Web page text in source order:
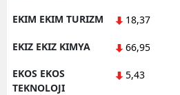
EKIM EKIM TURIZM 18,37
EKIZ EKIZ KIMYA 66,95
EKOS EKOS
TEKNOLOJI
5,43